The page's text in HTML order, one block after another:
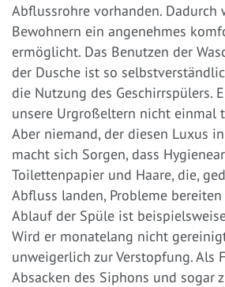
Abflussrohre vorhanden. Dadurch
Bewohnern ein angenehmes
ermöglicht. Das Benutzen der
der Dusche ist so
die Nutzung des Geschirrspülers.
unsere Urgroßeltern nicht einmal
Aber niemand, der diesen Luxus
macht sich Sorgen, dass
Toilettenpapier und Haare, die,
Abfluss landen, Probleme
Ablauf der Spüle ist
Wird er monatelang nicht
unweigerlich zur Verstopfung. Als
Absacken des Siphons und sogar